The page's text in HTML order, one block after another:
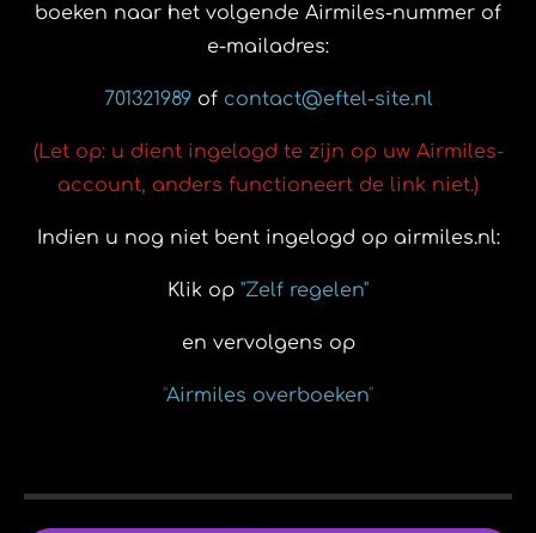
boeken naar het volgende Airmiles-nummer of
e-mailadres:
701321989 ofcontact@eftel-site.nl
(Let op: u dient ingelogd te zijn op uw Airmiles-
account, anders functioneert de link niet.)
Indien u nog niet bent ingelogd op airmiles.nl:
Klik op "Zelf regelen"
en vervolgens op
"Airmiles overboeken"